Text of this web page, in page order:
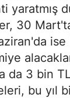
yaratmış
30
ise
da 3 bin
bu yıl